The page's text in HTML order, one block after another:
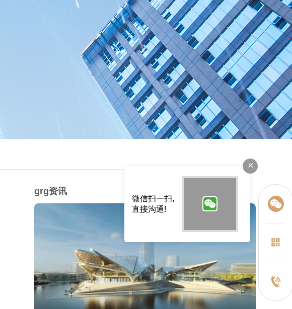
grg资讯
×
微信扫一扫,
直接沟通!